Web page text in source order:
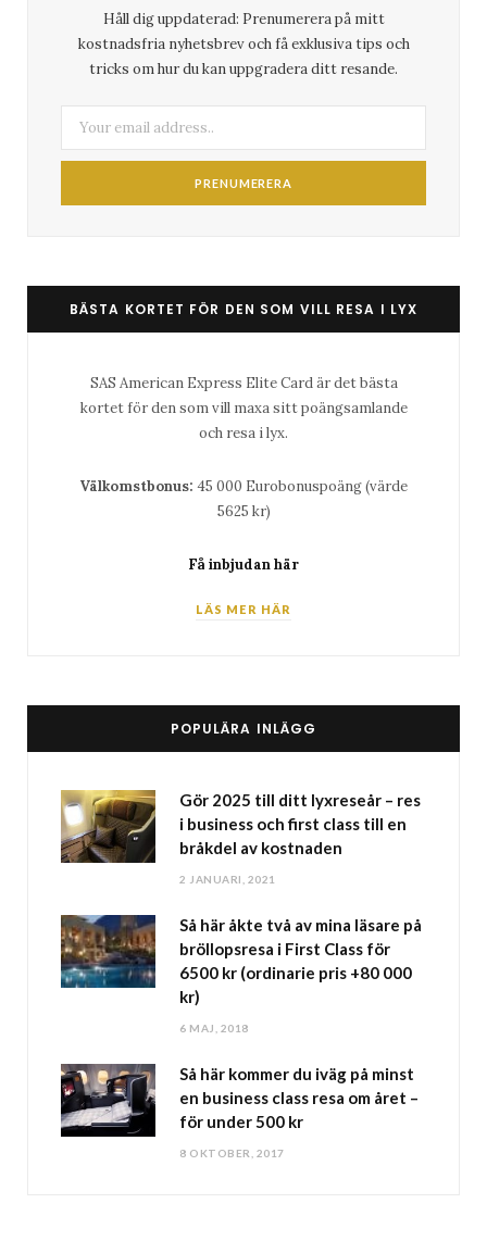
Håll dig uppdaterad: Prenumerera på mitt
kostnadsfria nyhetsbrev och få exklusiva tips och
tricks om hur du kan uppgradera ditt resande.
BÄSTA KORTET FÖR DEN SOM VILL RESA I LYX
SAS American Express Elite Card är det bästa
kortet för den som vill maxa sitt poängsamlande
och resa i lyx.
Välkomstbonus: 45 000 Eurobonuspoäng (värde
5625 kr)
Få inbjudan här
LÄS MER HÄR
POPULÄRA INLÄGG
Gör 2025 till ditt lyxreseår – res
i business och first class till en
bråkdel av kostnaden
2 JANUARI, 2021
Så här åkte två av mina läsare på
bröllopsresa i First Class för
6500 kr (ordinarie pris +80 000
kr)
6 MAJ, 2018
Så här kommer du iväg på minst
en business class resa om året –
för under 500 kr
8 OKTOBER, 2017